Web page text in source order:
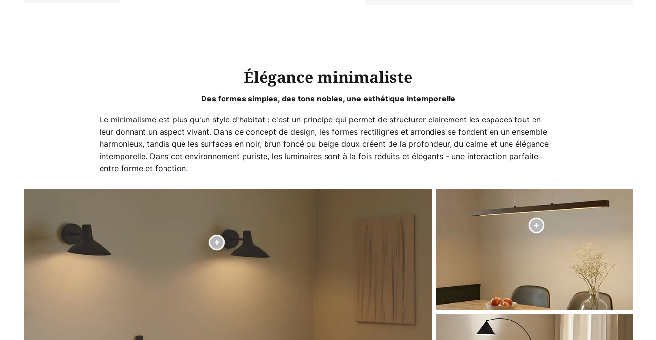
Élégance minimaliste
Des formes simples, des tons nobles, une esthétique intemporelle
Le minimalisme est plus qu'un style d'habitat : c'est un principe qui permet de structurer clairement les espaces tout en
leur donnant un aspect vivant. Dans ce concept de design, les formes rectilignes et arrondies se fondent en un ensemble
harmonieux, tandis que les surfaces en noir, brun foncé ou beige doux créent de la profondeur, du calme et une élégance
intemporelle. Dans cet environnement puriste, les luminaires sont à la fois réduits et élégants - une interaction parfaite
entre forme et fonction.